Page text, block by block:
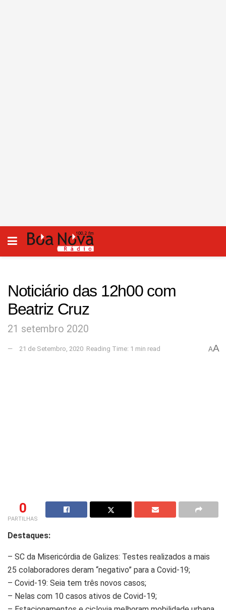
Noticiário das 12h00 com
Beatriz Cruz
21 setembro 2020
21 de Setembro, 2020 Reading Time: 1 min read AA
0
PARTILHAS
Destaques:
– SC da Misericórdia de Galizes: Testes realizados a mais
25 colaboradores deram “negativo” para a Covid-19;
– Covid-19: Seia tem três novos casos;
– Nelas com 10 casos ativos de Covid-19;